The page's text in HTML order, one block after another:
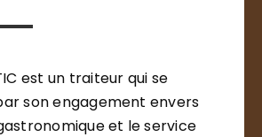
est un traiteur qui se
son engagement envers
et le service